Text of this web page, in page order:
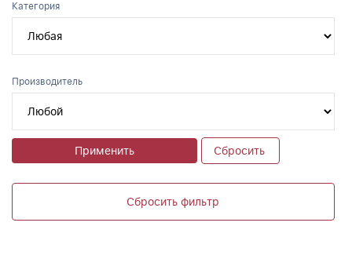
Категория
Производитель
Применить Сбросить
Сбросить фильтр